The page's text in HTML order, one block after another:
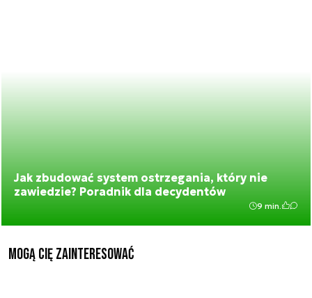
Jak zbudować system ostrzegania, który nie
zawiedzie? Poradnik dla decydentów
9 min.
Mogą Cię zainteresować